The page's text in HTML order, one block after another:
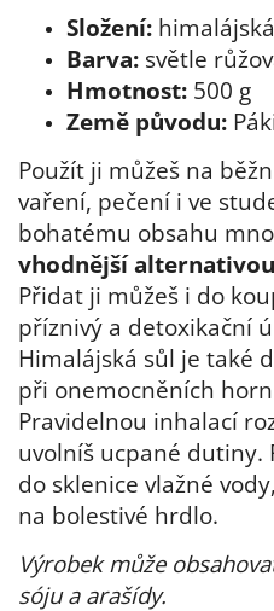
Složení:
Barva: světle
Hmotnost: 500 g
Země původu:
Použít ji můžeš na
vaření, pečení i ve
bohatému obsahu
vhodnější alternativou
Přidat ji můžeš i do
příznivý a detoxikační
Himalájská sůl je také
při onemocněních
Pravidelnou inhalací
uvolníš ucpané dutiny.
do sklenice vlažné
na bolestivé hrdlo.
Výrobek může
sóju a arašídy.